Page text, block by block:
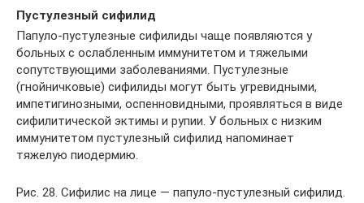
Пустулезный сифилид
Папуло-пустулезные сифилиды чаще появляются у
больных с ослабленным иммунитетом и тяжелыми
сопутствующими заболеваниями. Пустулезные
(гнойничковые) сифилиды могут быть угревидными,
импетигинозными, оспенновидными, проявляться в виде
сифилитической эктимы и рупии. У больных с низким
иммунитетом пустулезный сифилид напоминает
тяжелую пиодермию.
Рис. 28. Сифилис на лице — папуло-пустулезный сифилид.